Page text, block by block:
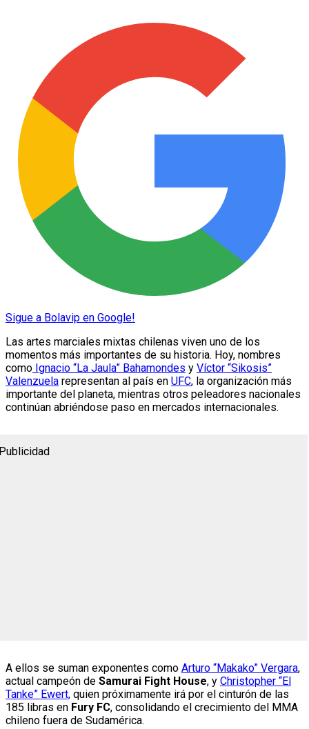
Sigue a Bolavip en Google!
Las artes marciales mixtas chilenas viven uno de los
momentos más importantes de su historia. Hoy, nombres
como Ignacio “La Jaula” Bahamondes y Víctor “Sikosis”
Valenzuela representan al país en UFC, la organización más
importante del planeta, mientras otros peleadores nacionales
continúan abriéndose paso en mercados internacionales.
A ellos se suman exponentes como Arturo “Makako” Vergara,
actual campeón de Samurai Fight House, y Christopher “El
Tanke” Ewert, quien próximamente irá por el cinturón de las
185 libras en Fury FC, consolidando el crecimiento del MMA
chileno fuera de Sudamérica.